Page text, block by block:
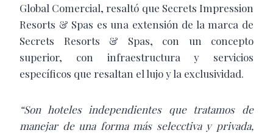
Global Comercial, resaltó que Secrets Impression
Resorts & Spas es una extensión de la marca de
Secrets Resorts & Spas, con un concepto
superior, con infraestructura y servicios
específicos que resaltan el lujo y la exclusividad.
“Son hoteles independientes que tratamos de
manejar de una forma más selecctiva y privada,